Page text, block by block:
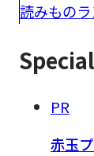
読みもの
PR
赤玉